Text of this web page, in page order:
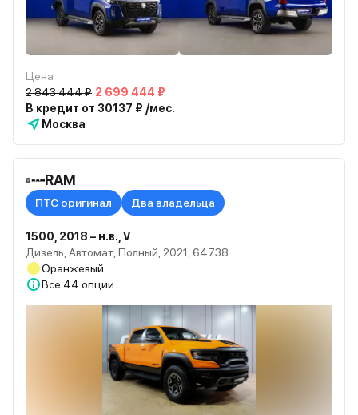
Цена
2 843 444 ₽ 2 699 444 ₽
В кредит от 30137 ₽ /мес.
Москва
RAM
ПТС оригинал Два владельца
1500, 2018 – н.в., V
Дизель, Автомат, Полный, 2021, 64738
Оранжевый
Все 44 опции